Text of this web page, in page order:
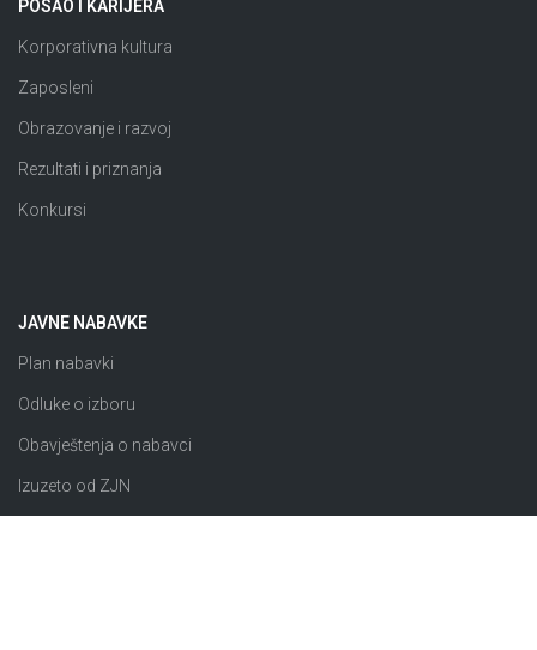
POSAO I KARIJERA
Korporativna kultura
Zaposleni
Obrazovanje i razvoj
Rezultati i priznanja
Konkursi
JAVNE NABAVKE
Plan nabavki
Odluke o izboru
Obavještenja o nabavci
Izuzeto od ZJN